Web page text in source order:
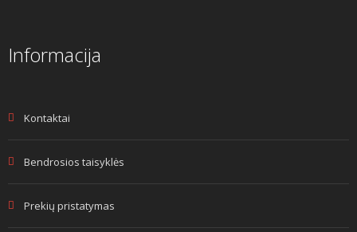
Informacija
Kontaktai
Bendrosios taisyklės
Prekių pristatymas